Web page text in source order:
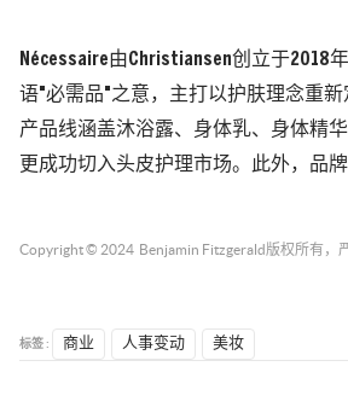
Nécessaire由Christiansen创立于2018
语"必需品"之意，主打以护肤理念重
产品线涵盖沐浴露、身体乳、身体精
更成功切入头皮护理市场。
此外，品
Copyright © 2024 Benjamin Fitzgerald 版权所有，
标签 : 商业 人事变动 美妆